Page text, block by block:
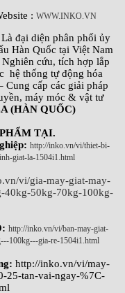
: WWW.INKO.VN
đại diện phân phối ủy
Hàn Quốc tại Việt Nam
Nghiên cứu, tích hợp lắp
hệ thống tự động hóa
Cung cấp các giải pháp
máy móc & vật tư
(HÀN QUỐC)
TẠI.
http://inko.vn/vi/thiet-bi-
giat-la-1504i1.html
vi/gia-may-giat-may-
40kg-50kg-70kg-100kg-
http://inko.vn/vi/ban-may-giat-
100kg---gia-re-1504i1.html
http://inko.vn/vi/may-
25-tan-vai-ngay-%7C-